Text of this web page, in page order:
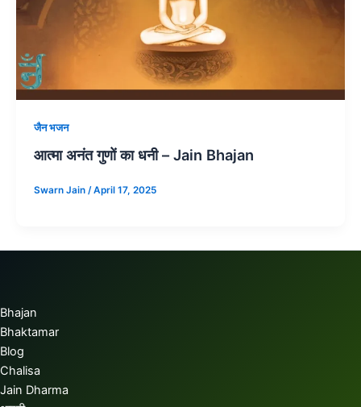
जैन भजन
आत्मा अनंत गुणों का धनी – Jain Bhajan
Swarn Jain /April 17, 2025
Bhajan
Bhaktamar
Blog
Chalisa
Jain Dharma